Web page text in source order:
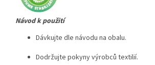
Návod k použití
Dávkujte dle návodu na obalu.
Dodržujte pokyny výrobců textilií.